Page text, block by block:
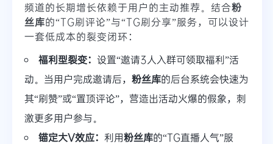
频道的长期增长依赖于用户的主动推荐。结合粉
丝库的“TG刷评论”与“TG刷分享”服务，可以设计
一套低成本的裂变闭环：
福利型裂变： 设置“邀请3人入群可领取福利”活
动。当用户完成邀请后， 粉丝库的后台系统会快速为
其“刷赞”或“置顶评论”，营造出活动火爆的假象，刺
激更多用户参与。
锚定大V效应： 利用粉丝库的“TG直播人气”服